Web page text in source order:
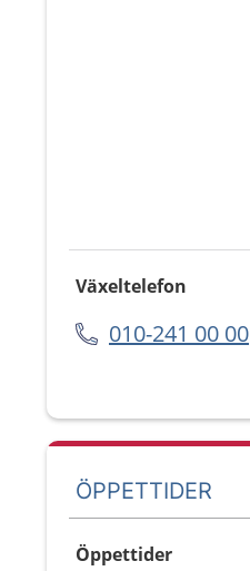
Växeltelefon
010-241 00 00
ÖPPETTIDER
Öppettider